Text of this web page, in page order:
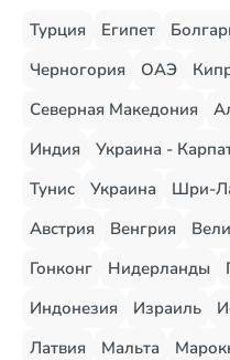
Турция Египет
Черногория
ОАЭ
Северная Македония
Индия
Украина -
Тунис
Украина Шри-
Австрия
Венгрия
Гонконг
Нидерланды
Индонезия
Израиль
Латвия
Мальта